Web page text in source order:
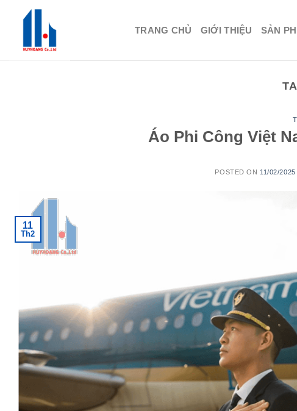
TRANG CHỦ GIỚI THIỆU SẢN
Áo Phi Công Việt
POSTED ON 11/02/2025
11
Th2